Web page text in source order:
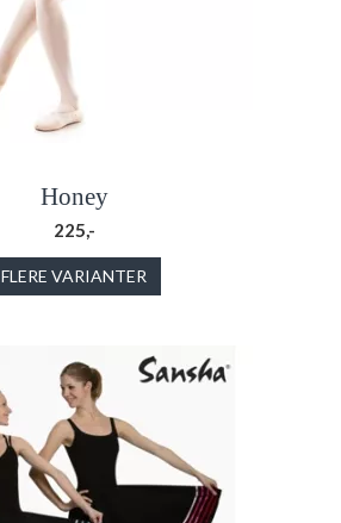
Honey
225,-
FLERE VARIANTER